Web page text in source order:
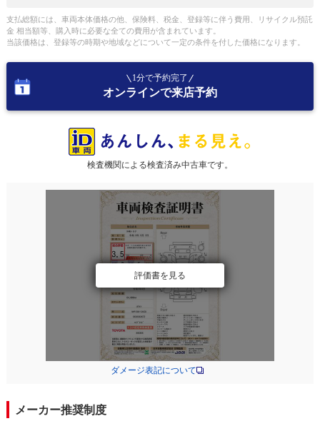
支払総額には、車両本体価格の他、保険料、税金、登録等に伴う費用、リサイクル預託
金 相当額等、購入時に必要な全ての費用が含まれています。
当該価格は、登録等の時期や地域などについて一定の条件を付した価格になります。
1分で予約完了
オンラインで来店予約
検査機関による検査済み中古車です。
評価書を見る
ダメージ表記について
メーカー推奨制度